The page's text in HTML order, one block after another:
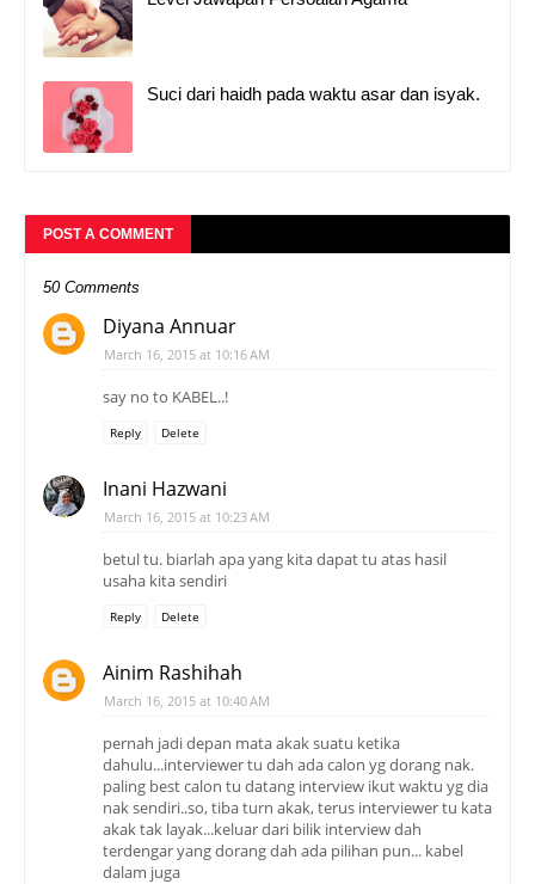
Suci dari haidh pada waktu asar dan isyak.
POST A COMMENT
50 Comments
Diyana Annuar
March 16, 2015 at 10:16 AM
say no to KABEL..!
Reply Delete
Inani Hazwani
March 16, 2015 at 10:23 AM
betul tu. biarlah apa yang kita dapat tu atas hasil
usaha kita sendiri
Reply Delete
Ainim Rashihah
March 16, 2015 at 10:40 AM
pernah jadi depan mata akak suatu ketika
dahulu...interviewer tu dah ada calon yg dorang nak.
paling best calon tu datang interview ikut waktu yg dia
nak sendiri..so, tiba turn akak, terus interviewer tu kata
akak tak layak...keluar dari bilik interview dah
terdengar yang dorang dah ada pilihan pun... kabel
dalam juga